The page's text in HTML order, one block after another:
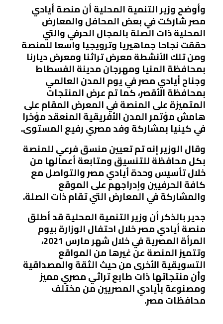
وأوضح وزير التنمية المحلية أن منصة أيادي
مصر شاركت في بعض المحافل والمعارض
المحلية ذات الصلة بالمجال الحرفي والتي
حققت نجاحا جماهيريا وترويجيا واسعا للمنصة
ومن تلك الأنشطة معرض تراثنا ومعرض ديارنا
بمحافظة المنيا ومهرجان مدينة الفسطاط
وجناح أيادي مصر في يوم المدن العالمي
بمحافظة الأقصر، كما تم عرض المنتجات
المتميزة على المنصة في المعرض المقام على
هامش مؤتمر المدن الأفريقية المنعقد مؤخرا
في كينيا بمشاركة وفد مصري رفيع المستوى.
وقال الوزير إنه تم تعيين منسق فرعي للمنصة
بكل محافظة للتنسيق ومتابعة أعمالها من
خلال تأسيس وحدة أيادي مصر والتواصل مع
كافة الحرفيين وإدراجهم على الموقع
والمشاركة في المعارض التي تقام ذات الصلة.
جدير بالذكر أن وزير التنمية المحلية قد أطلق
منصة أيادي مصر خلال احتفال الوزارة بيوم
المرأة المصرية في خلال شهر مارس 2021،
وتتميز المنصة عن غيرها من المواقع
التسويقية الأخرى من حيث الثقة والمصداقية
وأن منتجاتها ذات طابع تراثي مصري مميز
ومصنوعة بأيادي المصريين من مختلف
محافظات مصر.